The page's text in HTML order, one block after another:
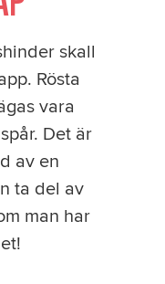
skall
Rösta
vara
Det är
av en
ta del av
man har